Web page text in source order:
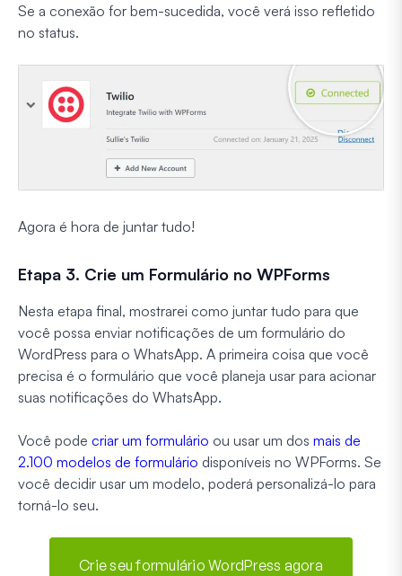
Se a conexão for bem-sucedida, você verá isso refletido
no status.
Agora é hora de juntar tudo!
Etapa 3. Crie um Formulário no WPForms
Nesta etapa final, mostrarei como juntar tudo para que
você possa enviar notificações de um formulário do
WordPress para o WhatsApp. A primeira coisa que você
precisa é o formulário que você planeja usar para acionar
suas notificações do WhatsApp.
Você pode criar um formulário ou usar um dos mais de
2.100 modelos de formulário disponíveis no WPForms. Se
você decidir usar um modelo, poderá personalizá-lo para
torná-lo seu.
Crie seu formulário WordPress agora